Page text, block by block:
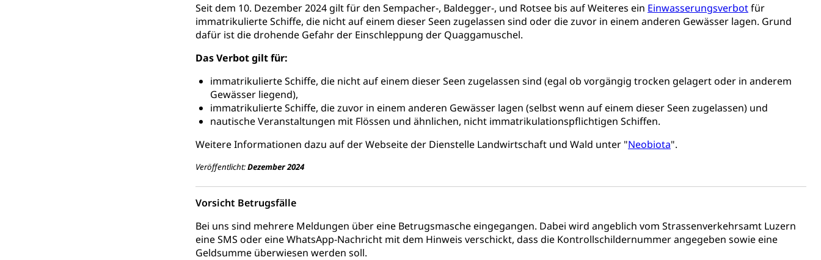
Seit dem 10. Dezember 2024 gilt für den Sempacher-, Baldegger-, und Rotsee bis auf Weiteres ein Einwasserungsverbotfür
immatrikulierte Schiffe, die nicht auf einem dieser Seen zugelassen sind oder die zuvor in einem anderen Gewässer lagen. Grund
dafür ist die drohende Gefahr der Einschleppung der Quaggamuschel.
Das Verbot gilt für:
immatrikulierte Schiffe, die nicht auf einem dieser Seen zugelassen sind (egal ob vorgängig trocken gelagert oder in anderem
Gewässer liegend),
immatrikulierte Schiffe, die zuvor in einem anderen Gewässer lagen (selbst wenn auf einem dieser Seen zugelassen) und
nautische Veranstaltungen mit Flössen und ähnlichen, nicht immatrikulationspflichtigen Schiffen.
Weitere Informationen dazu auf der Webseite der Dienstelle Landwirtschaft und Wald unter "Neobiota".
Veröffentlicht:Dezember 2024
Vorsicht Betrugsfälle
Bei uns sind mehrere Meldungen über eine Betrugsmasche eingegangen. Dabei wird angeblich vom Strassenverkehrsamt Luzern
eine SMS oder eine WhatsApp-Nachricht mit dem Hinweis verschickt, dass die Kontrollschildernummer angegeben sowie eine
Geldsumme überwiesen werden soll.
Strom, Energieversorgung, Stromversorgung, Energieverbrauch, Stromverbrauch, Energiequelle, Windenergie, Wasserkraft, Sonnenenergie,
fossile Energie, erneuerbare Energie, Biomasse
Grundbuch
Grundbuch Grundbuchplan mit Eigentümerabfrage (Geoportal)
Luft und Klima
Luftreinhaltung, Luftverschmutzung, Klimaschutz, Klimaveränderung, Treibhauseffekt
Atmosphäre, Luft, Klima (Geoportal) Klima
Raumplanung
Raumplan, Nutzungsplan
Raumdatenpool Richtplanung Kanton Luzern (ARE) Raum und Wirtschaft rawi